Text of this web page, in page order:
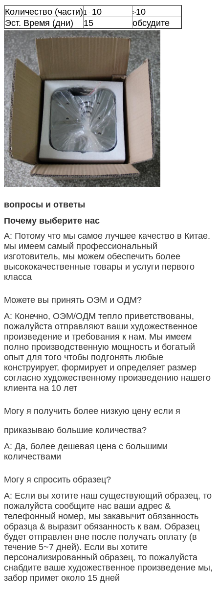
Количество (части) 1 - 10 >10
Эст. Время (дни)
15 обсудите
вопросы и ответы
Почему выберите нас
А: Потому что мы самое лучшее качество в Китае.
мы имеем самый профессиональный
изготовитель, мы можем обеспечить более
высококачественные товары и услуги первого
класса
Можете вы принять ОЭМ и ОДМ?
А: Конечно, ОЭМ/ОДМ тепло приветствованы,
пожалуйста отправляют ваши художественное
произведение и требования к нам. Мы имеем
полно производственную мощность и богатый
опыт для того чтобы подгонять любые
конструирует, формирует и определяет размер
согласно художественному произведению нашего
клиента на 10 лет
Могу я получить более низкую цену если я
приказываю большие количества?
А: Да, более дешевая цена с большими
количествами
Могу я спросить образец?
А: Если вы хотите наш существующий образец, то
пожалуйста сообщите нас ваши адрес &
телефонный номер, мы закавычит обязанность
образца & выразит обязанность к вам. Образец
будет отправлен вне после получать оплату (в
течение 5~7 дней). Если вы хотите
персонализированный образец, то пожалуйста
снабдите ваше художественное произведение мы,
забор примет около 15 дней